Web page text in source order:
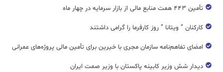
تأمین ۴۴۳ همت منابع مالی از بازار سرمایه در چهار ماه
کارکنان ” ویتانا ” روز کارفرما را گرامی داشتند
امضای تفاهم‌نامه سازمان مجری با خیرین برای تأمین مالی پروژه‌های عمرانی
دیدار شش وزیر کابینه پاکستان با وزير صمت ایران